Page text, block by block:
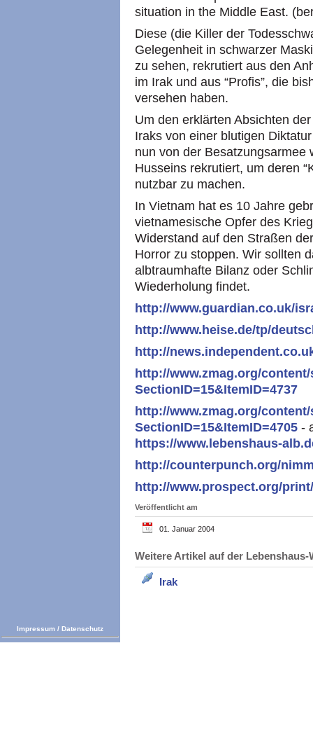
situation in the Middle East.
Diese (die Killer der
Gelegenheit in schwarzer
zu sehen, rekrutiert aus den
im Irak und aus “Profis”, die
versehen haben.
Um den erklärten Absichten
Iraks von einer blutigen
nun von der Besatzungsarmee
Husseins rekrutiert, um deren
nutzbar zu machen.
In Vietnam hat es 10 Jahre
vietnamesische Opfer des
Widerstand auf den Straßen
Horror zu stoppen. Wir sollten
albtraumhafte Bilanz oder
Wiederholung findet.
http://www.guardian.co.uk/
http://www.heise.de/tp/
http://
http://www.zmag.org/
SectionID=15&ItemID=4737
http://www.zmag.org/
SectionID=15&ItemID=4705 -
https://www.lebenshaus-
http://counterpunch.org/
http://www.prospect.org/
Veröffentlicht am
01. Januar 2004
Weitere Artikel auf der
Irak
Impressum / Datenschutz